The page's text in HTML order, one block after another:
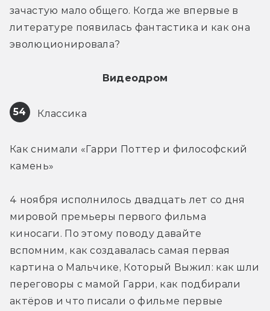
зачастую мало общего. Когда же впервые в
литературе появилась фантастика и как она
эволюционировала?
Видеодром
54 Классика
Как снимали «Гарри Поттер и философский
камень»
4 ноября исполнилось двадцать лет со дня
мировой премьеры первого фильма
киносаги. По этому поводу давайте
вспомним, как создавалась самая первая
картина о Мальчике, Который Выжил: как шли
переговоры с мамой Гарри, как подбирали
актёров и что писали о фильме первые